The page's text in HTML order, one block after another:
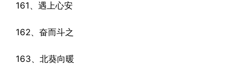
161、遇上心安
162、奋而斗之
163、北葵向暖